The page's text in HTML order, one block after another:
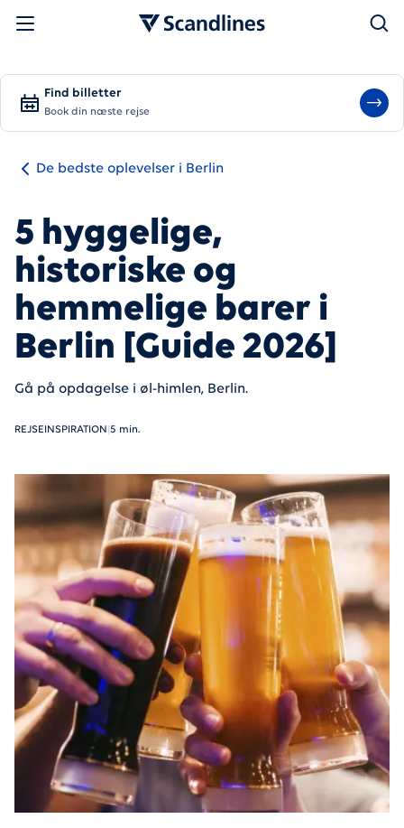
Søg
Find billetter
Book din næste rejse
De bedste oplevelser i Berlin
5 hyggelige,
historiske og
hemmelige barer i
Berlin [Guide 2026]
Gå på opdagelse i øl-himlen, Berlin.
REJSEINSPIRATION 5 min.